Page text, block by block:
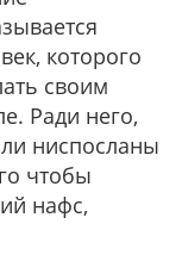
которого
своим
Ради него,
ниспосланы
чтобы
нафс,